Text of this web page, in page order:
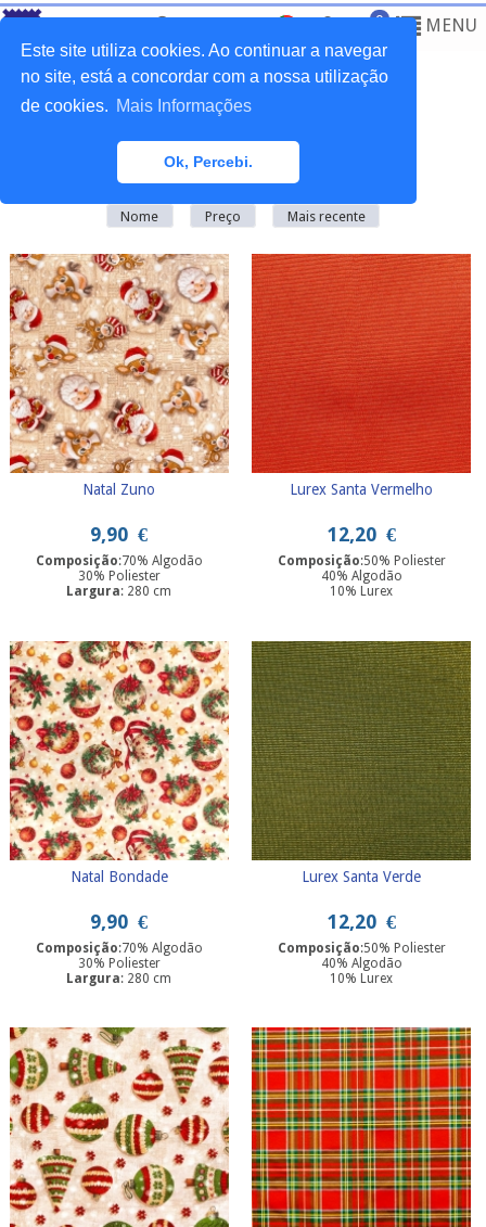
Este site utiliza cookies. Ao continuar a navegar
no site, está a concordar com a nossa utilização
de cookies. Mais Informações
Ok, Percebi.
0 MENU
Existem30produto(s) nesta categoria
Nome Preço Mais recente
Natal Zuno
9,90 €
Composição:70% Algodão
30% Poliester
Largura: 280 cm
Lurex Santa Vermelho
12,20 €
Composição:50% Poliester
40% Algodão
10% Lurex
Natal Bondade
9,90 €
Composição:70% Algodão
30% Poliester
Largura: 280 cm
Lurex Santa Verde
12,20 €
Composição:50% Poliester
40% Algodão
10% Lurex